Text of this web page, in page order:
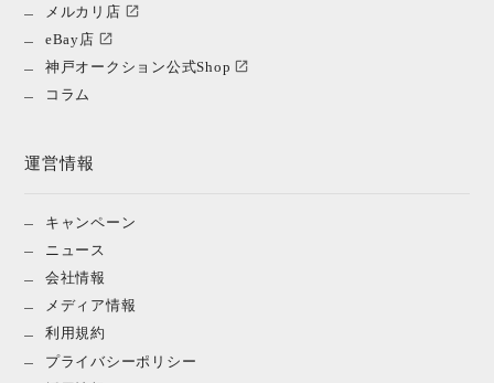
メルカリ店
eBay店
神戸オークション公式Shop
コラム
運営情報
キャンペーン
ニュース
会社情報
メディア情報
利用規約
プライバシーポリシー